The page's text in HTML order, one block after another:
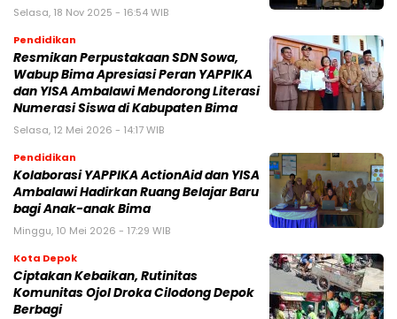
Selasa, 18 Nov 2025 - 16:54 WIB
Pendidikan
Resmikan Perpustakaan SDN Sowa,
Wabup Bima Apresiasi Peran YAPPIKA
dan YISA Ambalawi Mendorong Literasi
Numerasi Siswa di Kabupaten Bima
Selasa, 12 Mei 2026 - 14:17 WIB
Pendidikan
Kolaborasi YAPPIKA ActionAid dan YISA
Ambalawi Hadirkan Ruang Belajar Baru
bagi Anak-anak Bima
Minggu, 10 Mei 2026 - 17:29 WIB
Kota Depok
Ciptakan Kebaikan, Rutinitas
Komunitas Ojol Droka Cilodong Depok
Berbagi